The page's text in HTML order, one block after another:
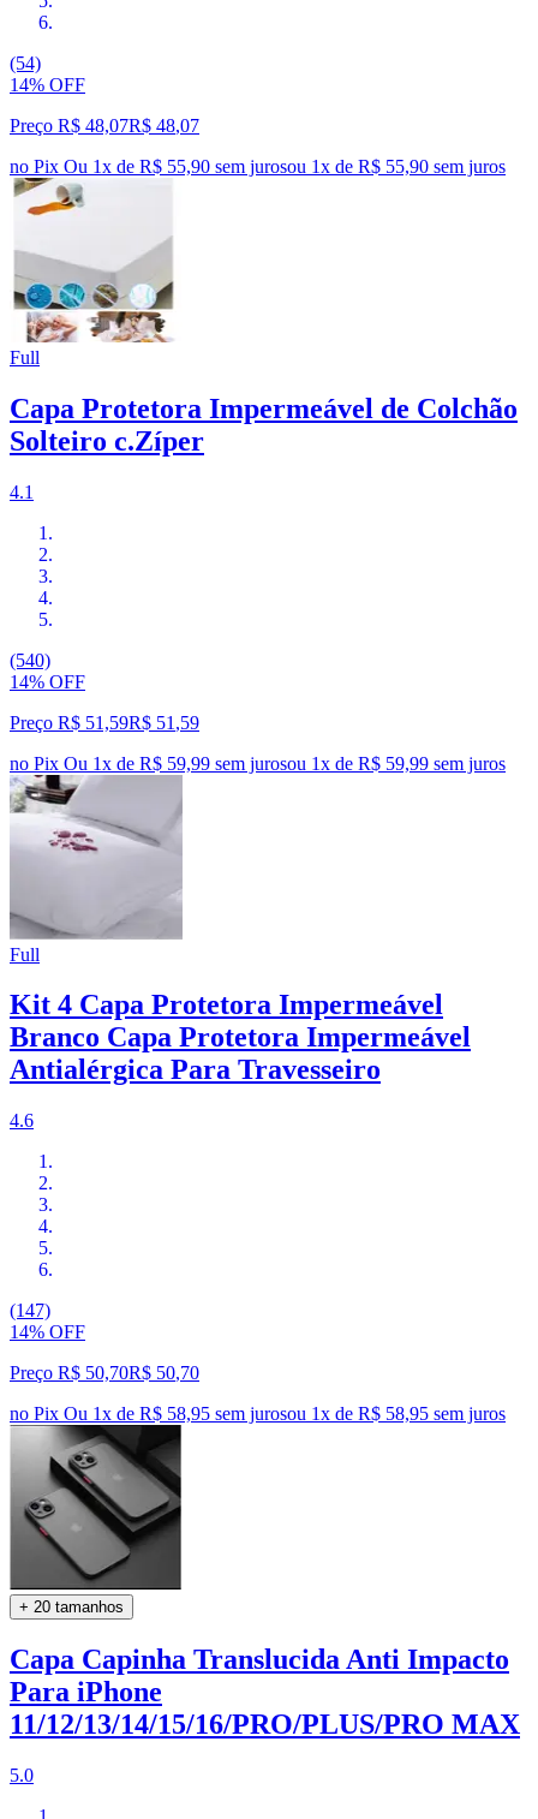
(54)
14% OFF
Preço R$ 48,07R$ 48,07
no Pix Ou 1x de R$ 55,90 sem jurosou 1x de R$ 55,90 sem juros
Full
Capa Protetora Impermeável de Colchão
Solteiro c.Zíper
4.1
(540)
14% OFF
Preço R$ 51,59R$ 51 ,59
no Pix Ou 1x de R$ 59,99 sem jurosou 1x de R$ 59,99 sem juros
Full
Kit 4 Capa Protetora Impermeável
Branco Capa Protetora Impermeável
Antialérgica Para Travesseiro
4.6
(147)
14% OFF
Preço R$ 50,70R$ 50,70
no Pix Ou 1x de R$ 58,95 sem jurosou 1x de R$ 58,95 sem juros
+ 20 tamanhos
Capa Capinha Translucida Anti Impacto
Para iPhone
11/12/13/14/15/16/PRO/PLUS/PRO MAX
5.0